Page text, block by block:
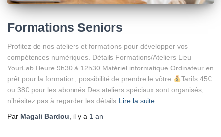
Formations Seniors
Profitez de nos ateliers et formations pour développer vos
compétences numériques. Détails Formations/Ateliers Lieu
YourLab Heure 9h30 à 12h30 Matériel informatique Ordinateur en
prêt pour la formation, possibilité de prendre le vôtre
Tarifs 45€
ou 38€ pour les abonnés Des ateliers spéciaux sont organisés,
n’hésitez pas à regarder les détails Lire la suite
Par Magali Bardou, il y a 1 an